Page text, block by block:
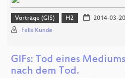
Vorträge (GIS) H2 2014-03-20
Felix Kunde
GIFs: Tod eines
nach dem Tod.